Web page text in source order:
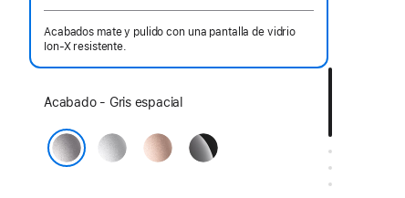
Acabados mate y pulido con una pantalla de vidrio
Ion‑X resistente.
Elige
acabado:
Acabado - Gris espacial
Plata
Oro
rosa
Negro
azabache